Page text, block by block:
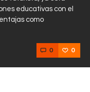
educativas con el
como
0 0